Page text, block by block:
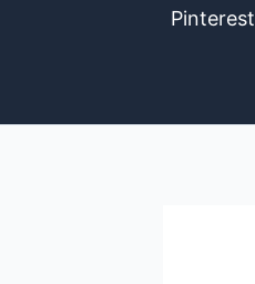
Pinterest